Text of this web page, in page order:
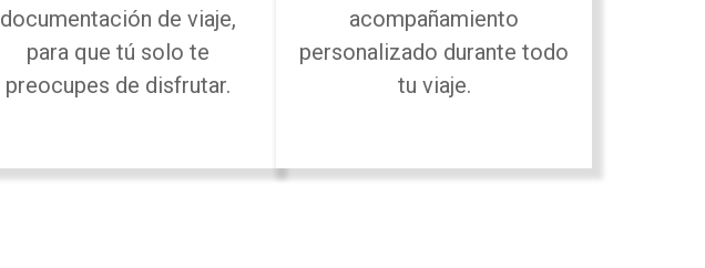
documentación de viaje,
para que tú solo te
preocupes de disfrutar.
acompañamiento
personalizado durante todo
tu viaje.